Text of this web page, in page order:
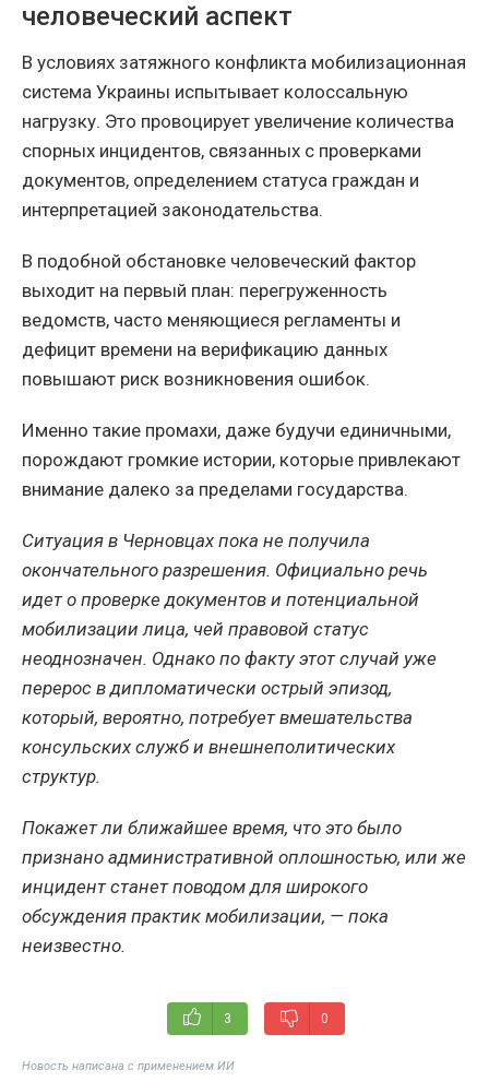
человеческий аспект
В условиях затяжного конфликта мобилизационная
система Украины испытывает колоссальную
нагрузку. Это провоцирует увеличение количества
спорных инцидентов, связанных с проверками
документов, определением статуса граждан и
интерпретацией законодательства.
В подобной обстановке человеческий фактор
выходит на первый план: перегруженность
ведомств, часто меняющиеся регламенты и
дефицит времени на верификацию данных
повышают риск возникновения ошибок.
Именно такие промахи, даже будучи единичными,
порождают громкие истории, которые привлекают
внимание далеко за пределами государства.
Ситуация в Черновцах пока не получила
окончательного разрешения. Официально речь
идет о проверке документов и потенциальной
мобилизации лица, чей правовой статус
неоднозначен. Однако по факту этот случай уже
перерос в дипломатически острый эпизод,
который, вероятно, потребует вмешательства
консульских служб и внешнеполитических
структур.
Покажет ли ближайшее время, что это было
признано административной оплошностью, или же
инцидент станет поводом для широкого
обсуждения практик мобилизации, — пока
неизвестно.
3 0
Новость написана с применением ИИ